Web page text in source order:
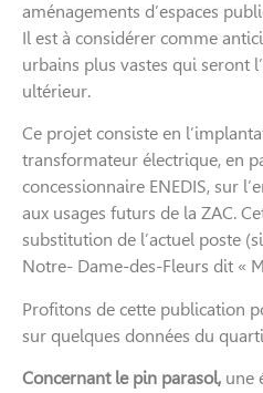
aménagements d’espaces
Il est à considérer comme
urbains plus vastes qui seront
ultérieur.
Ce projet consiste en
transformateur électrique, en
concessionnaire ENEDIS, sur
aux usages futurs de la ZAC.
substitution de l’actuel poste
Notre- Dame-des-Fleurs dit «
Profitons de cette publication
sur quelques données du
Concernant le pin parasol, une